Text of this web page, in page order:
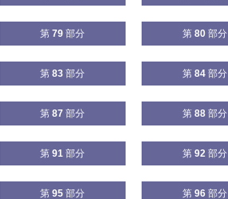
第 79 部分 第 80 部分
第 83 部分 第 84 部分
第 87 部分 第 88 部分
第 91 部分 第 92 部分
第 95 部分 第 96 部分